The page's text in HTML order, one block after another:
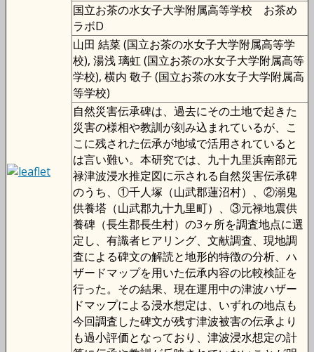
国立お茶の水女子大学附属高等学校 お茶め
ラボD
山田 結菜 (国立お茶の水女子大学附属高等学
校), 湯浅 璃虹 (国立お茶の水女子大学附属高等
学校), 横内 敬子 (国立お茶の水女子大学附属高
等学校)
自然災害伝承碑は、過去にその土地で起きた
災害の様相や教訓が刻み込まれているが、こ
こに残された伝承が地域で活用されていると
は言い難い。本研究では、九十九里浜南部元
禄津波浸水推定図に示される自然災害伝承碑
のうち、①千人塚（山武郡蓮沼村）、②溺鬼
供養塔（山武郡九十九里町）、③元禄地震供
養碑（長生郡長生村）の3ヶ所を調査地点に選
定し、有識者ヒアリング、文献調査、現地調
査による碑文の解読と地形的特徴の分析、ハ
ザードマップを用いた伝承内容の比較検証を
行った。その結果、現在運用中の津波ハザー
ドマップによる浸水想定は、いずれの地点も
今回調査した碑文が残す津波被害の伝承より
も過小評価となっており、津波浸水想定の計